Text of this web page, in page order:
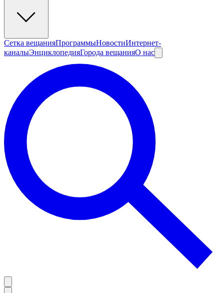
Сетка вещанияПрограммыНовостиИнтернет-
каналыЭнциклопедияГорода вещанияО нас